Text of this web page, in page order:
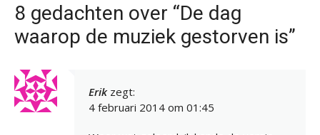
8 gedachten over “De dag
waarop de muziek gestorven is”
Erik zegt:
4 februari 2014 om 01:45